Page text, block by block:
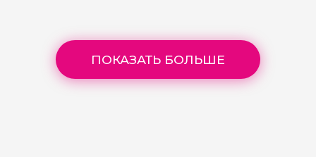
ПОКАЗАТЬ БОЛЬШЕ